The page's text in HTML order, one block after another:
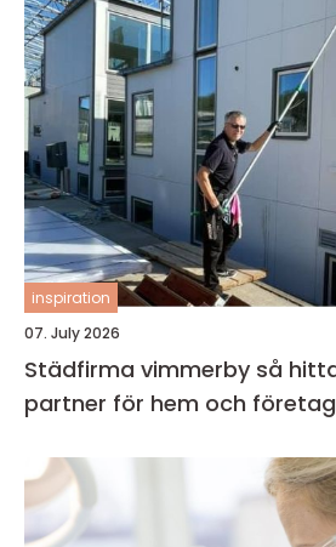
inspiration
07. July 2026
Städfirma vimmerby så hittar du rätt
partner för hem och företag